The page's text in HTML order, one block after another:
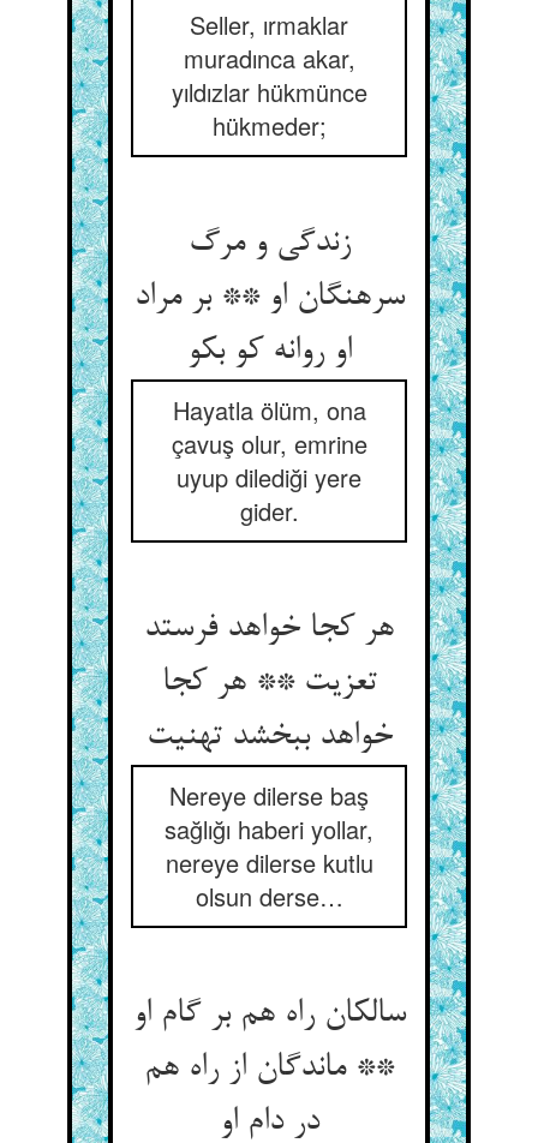
Seller, ırmaklar
muradınca akar,
yıldızlar hükmünce
hükmeder;
زندگی و مرگ
سرهنگان او ** بر مراد
او روانه کو بکو
Hayatla ölüm, ona
çavuş olur, emrine
uyup dilediği yere
gider.
هر کجا خواهد فرستد
تعزیت ** هر کجا
خواهد ببخشد تهنیت
Nereye dilerse baş
sağlığı haberi yollar,
nereye dilerse kutlu
olsun derse…
سالکان راه هم بر گام او
** ماندگان از راه هم
در دام او